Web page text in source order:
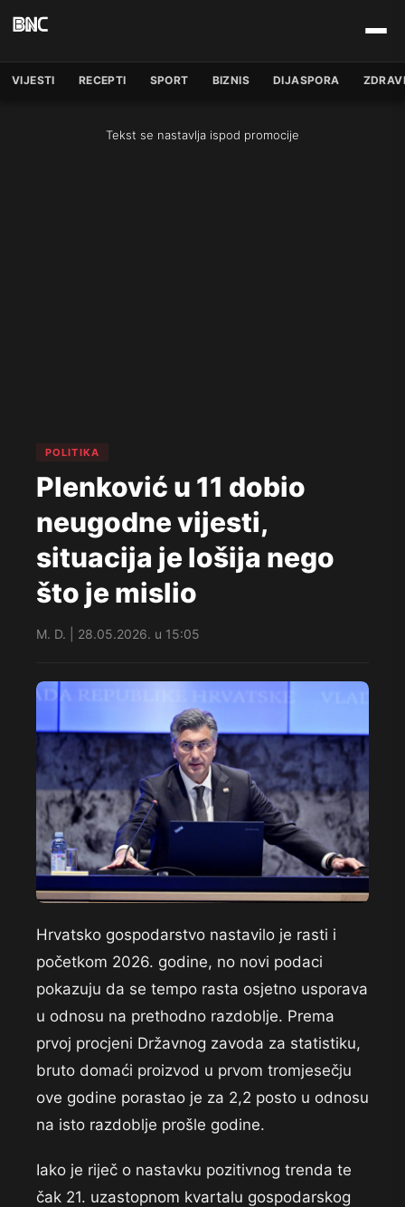
VIJESTI RECEPTI SPORT BIZNIS DIJASPORA
Tekst se nastavlja ispod promocije
POLITIKA
Plenković u 11 dobio
neugodne vijesti,
situacija je lošija nego
što je mislio
M. D. | 28.05.2026. u 15:05
Hrvatsko gospodarstvo nastavilo je rasti i
početkom 2026. godine, no novi podaci
pokazuju da se tempo rasta osjetno usporava
u odnosu na prethodno razdoblje. Prema
prvoj procjeni Državnog zavoda za statistiku,
bruto domaći proizvod u prvom tromjesečju
ove godine porastao je za 2,2 posto u odnosu
na isto razdoblje prošle godine.
Iako je riječ o nastavku pozitivnog trenda te
čak 21. uzastopnom kvartalu gospodarskog